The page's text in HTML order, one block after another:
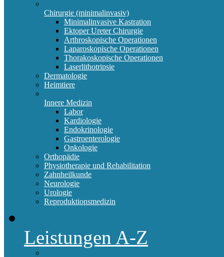
Chirurgie (minimalinvasiv)
Minimalinvasive Kastration
Ektoper Ureter Chirurgie
Arthroskopische Operationen
Laparoskopische Operationen
Thorakoskopische Operationen
Laserlithotripsie
Dermatologie
Heimtiere
Innere Medizin
Labor
Kardiologie
Endokrinologie
Gastroenterologie
Onkologie
Orthopädie
Physiotherapie und Rehabilitation
Zahnheilkunde
Neurologie
Urologie
Reproduktionsmedizin
Leistungen A-Z